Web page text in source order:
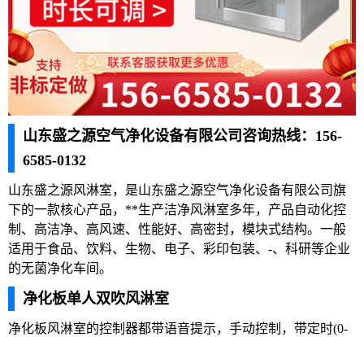
山东盛之源空气净化设备有限公司咨询热线：156-
6585-0132
山东盛之源风淋室，是山东盛之源空气净化设备有限公司旗
下的一款核心产品，**生产洁净风淋室多年，产品自动化控
制、高洁净、高风速、性能好、高密封，模块式结构。一般
适用于食品、饮料、生物、电子、彩印包装、-、科研等企业
的无菌净化车间。
净化板单人双吹风淋室
净化板风淋室的控制器都带语音提示，手动控制，带定时(0-